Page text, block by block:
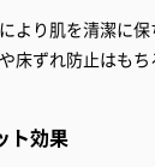
より肌を清潔に保
床ずれ防止はも
ト効果